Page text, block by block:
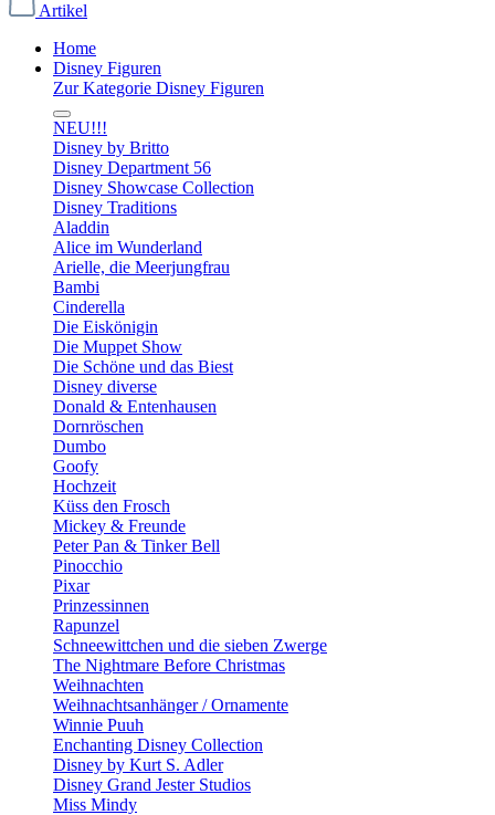
Artikel
Home
Disney Figuren
Zur Kategorie Disney Figuren
NEU!!!
Disney by Britto
Disney Department 56
Disney Showcase Collection
Disney Traditions
Aladdin
Alice im Wunderland
Arielle, die Meerjungfrau
Bambi
Cinderella
Die Eiskönigin
Die Muppet Show
Die Schöne und das Biest
Disney diverse
Donald & Entenhausen
Dornröschen
Dumbo
Goofy
Hochzeit
Küss den Frosch
Mickey & Freunde
Peter Pan & Tinker Bell
Pinocchio
Pixar
Prinzessinnen
Rapunzel
Schneewittchen und die sieben Zwerge
The Nightmare Before Christmas
Weihnachten
Weihnachtsanhänger / Ornamente
Winnie Puuh
Enchanting Disney Collection
Disney by Kurt S. Adler
Disney Grand Jester Studios
Miss Mindy